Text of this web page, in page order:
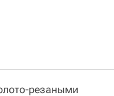
резаными